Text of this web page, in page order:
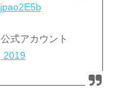
式アカウント
2019